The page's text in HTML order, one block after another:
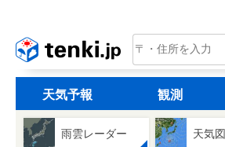
tenki.jp
天気予報 観測
雨雲レーダー 天気図